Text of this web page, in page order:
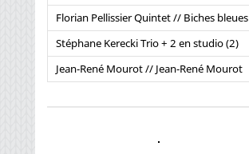
Florian Pellissier Quintet // Biches bleues
Stéphane Kerecki Trio + 2 en studio (2)
Jean-René Mourot // Jean-René Mourot